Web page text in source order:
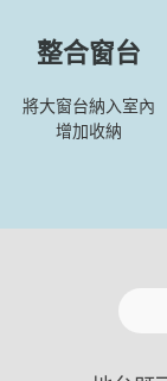
整合窗台
將大窗台納入室內
增加收納